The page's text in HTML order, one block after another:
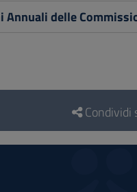
Annuali delle
Condividi